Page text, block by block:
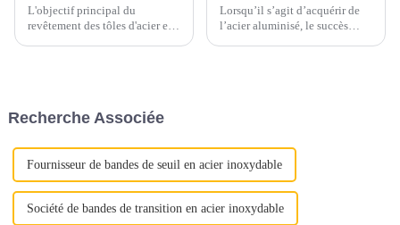
L'objectif principal du
revêtement des tôles d'acier est
l'agriculture, l'automobile, la
Lorsqu’il s’agit d’acquérir de
l’acier aluminisé, le succès
Recherche Associée
Fournisseur de bandes de seuil en acier inoxydable
Société de bandes de transition en acier inoxydable